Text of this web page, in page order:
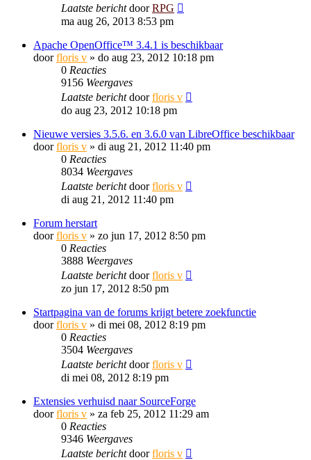
Laatste berichtdoorRPG
ma aug 26, 2013 8:53 pm
Apache OpenOffice™ 3.4.1 is beschikbaar
doorfloris v » do aug 23, 2012 10:18 pm
0 Reacties
9156 Weergaves
Laatste berichtdoorfloris v
do aug 23, 2012 10:18 pm
Nieuwe versies 3.5.6. en 3.6.0 van LibreOffice beschikbaar
doorfloris v » di aug 21, 2012 11:40 pm
0 Reacties
8034 Weergaves
Laatste berichtdoorfloris v
di aug 21, 2012 11:40 pm
Forum herstart
doorfloris v » zo jun 17, 2012 8:50 pm
0 Reacties
3888 Weergaves
Laatste berichtdoorfloris v
zo jun 17, 2012 8:50 pm
Startpagina van de forums krijgt betere zoekfunctie
doorfloris v » di mei 08, 2012 8:19 pm
0 Reacties
3504 Weergaves
Laatste berichtdoorfloris v
di mei 08, 2012 8:19 pm
Extensies verhuisd naar SourceForge
doorfloris v » za feb 25, 2012 11:29 am
0 Reacties
9346 Weergaves
Laatste berichtdoorfloris v